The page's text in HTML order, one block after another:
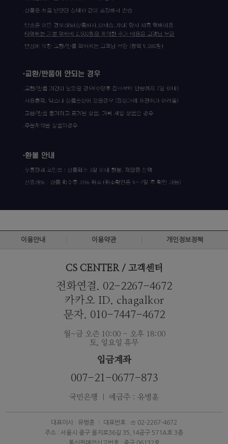
이용안내 이용약관 개인정보정책
CS CENTER / 고객센터
전화연결. 02-2267-4672
카카오 ID. chagalkor
문자. 010-7447-4672
월~금 오즌 10:00 - 오후 18:00
토, 일요일 휴무
입금계좌
007-21-0677-873
국민은행 ｜ 예금주 : 유병훈
대표이사 : 유병훈
대표번호 : ☏ 02-2267-4672
주소 : 서울시 중구 을지로36길 35,14공구 571A호 3층